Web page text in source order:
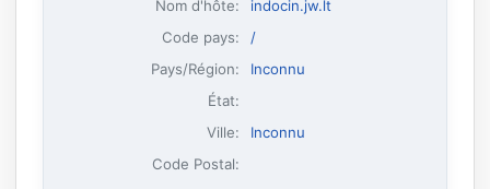
Nom d'hôte:
indocin.jw.lt
Code pays:
/
Pays/Région:
Inconnu
État:
Ville:
Inconnu
Code Postal: